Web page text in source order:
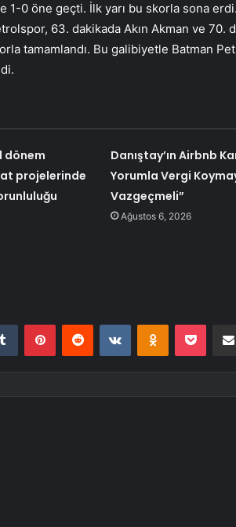
1-0 öne geçti. İlk yarı bu skorla sona
63. dakikada Akın Akman ve 70.
tamamlandı. Bu galibiyetle Batman
projelerinde
Danıştay’ın Airbnb
Yorumla Vergi
Vazgeçmeli”
Ağustos 6, 2026
Tumblr PinterestReddit VKontakteOdnoklassniki
Pocket